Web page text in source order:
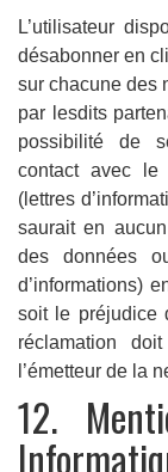
L’utilisateur
désabonner en
sur chacune des
par lesdits
possibilité de
contact avec le
(lettres
saurait en
des données
d’informations)
soit le préjudice
réclamation
l’émetteur de la
12.